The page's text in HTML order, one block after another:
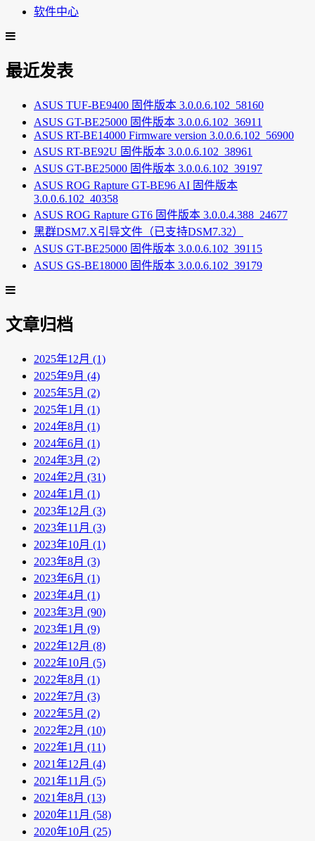
软件中心
最近发表
ASUS TUF-BE9400 固件版本 3.0.0.6.102_58160
ASUS GT-BE25000 固件版本 3.0.0.6.102_36911
ASUS RT-BE14000 Firmware version 3.0.0.6.102_56900
ASUS RT-BE92U 固件版本 3.0.0.6.102_38961
ASUS GT-BE25000 固件版本 3.0.0.6.102_39197
ASUS ROG Rapture GT-BE96 AI 固件版本
3.0.0.6.102_40358
ASUS ROG Rapture GT6 固件版本 3.0.0.4.388_24677
黑群DSM7.X引导文件（已支持DSM7.32）
ASUS GT-BE25000 固件版本 3.0.0.6.102_39115
ASUS GS-BE18000 固件版本 3.0.0.6.102_39179
文章归档
2025年12月 (1)
2025年9月 (4)
2025年5月 (2)
2025年1月 (1)
2024年8月 (1)
2024年6月 (1)
2024年3月 (2)
2024年2月 (31)
2024年1月 (1)
2023年12月 (3)
2023年11月 (3)
2023年10月 (1)
2023年8月 (3)
2023年6月 (1)
2023年4月 (1)
2023年3月 (90)
2023年1月 (9)
2022年12月 (8)
2022年10月 (5)
2022年8月 (1)
2022年7月 (3)
2022年5月 (2)
2022年2月 (10)
2022年1月 (11)
2021年12月 (4)
2021年11月 (5)
2021年8月 (13)
2020年11月 (58)
2020年10月 (25)